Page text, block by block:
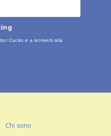
Cucito e a iscriverti alla
Chi sono